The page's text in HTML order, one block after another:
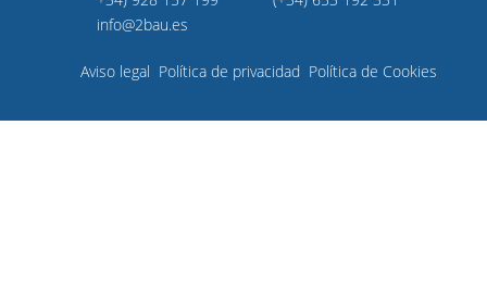
info@2bau.es
Aviso legal Política de privacidad Política de Cookies